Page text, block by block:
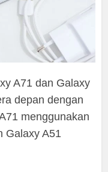
A71 dan Galaxy
depan dengan
menggunakan
Galaxy A51